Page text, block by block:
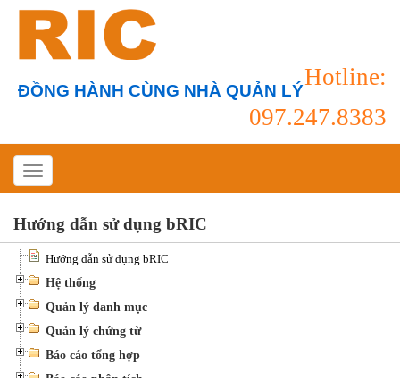
ĐỒNG HÀNH CÙNG NHÀ QUẢN LÝ
Hotline:
097.247.8383
Hướng dẫn sử dụng bRIC
Hướng dẫn sử dụng bRIC
Hệ thống
Quản lý danh mục
Quản lý chứng từ
Báo cáo tổng hợp